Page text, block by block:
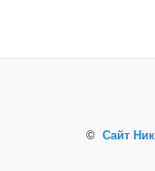
© Сайт